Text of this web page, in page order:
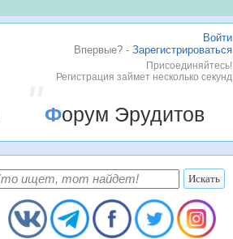
Войти
Впервые? - Зарегистрироваться
Присоединяйтесь!
Регистрация займет несколько секунд
Форум Эрудитов